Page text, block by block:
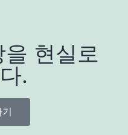
현실로
.